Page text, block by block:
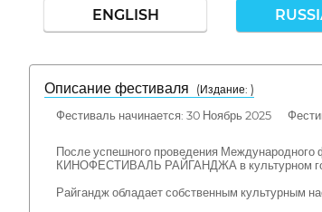
ENGLISH
Описание фестиваля
( Издание: )
Фестиваль начинается: 30 Ноябрь 2025
После успешного проведения
КИНОФЕСТИВАЛЬ РАЙГАНДЖА в культурном
Райгандж обладает собственным культурным